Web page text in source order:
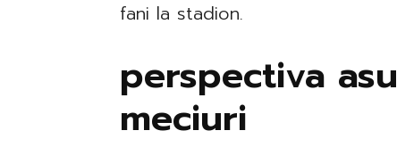
fani la stadion.
perspectiva
meciuri